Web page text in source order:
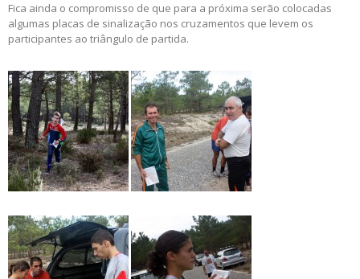
Fica ainda o compromisso de que para a próxima serão colocadas
algumas placas de sinalização nos cruzamentos que levem os
participantes ao triângulo de partida.